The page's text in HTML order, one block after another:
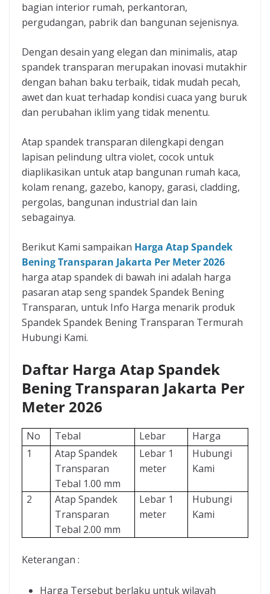
bagian interior rumah, perkantoran,
pergudangan, pabrik dan bangunan sejenisnya.
Dengan desain yang elegan dan minimalis, atap
spandek transparan merupakan inovasi mutakhir
dengan bahan baku terbaik, tidak mudah pecah,
awet dan kuat terhadap kondisi cuaca yang buruk
dan perubahan iklim yang tidak menentu.
Atap spandek transparan dilengkapi dengan
lapisan pelindung ultra violet, cocok untuk
diaplikasikan untuk atap bangunan rumah kaca,
kolam renang, gazebo, kanopy, garasi, cladding,
pergolas, bangunan industrial dan lain
sebagainya.
Berikut Kami sampaikan Harga Atap Spandek
Bening Transparan Jakarta Per Meter 2026
harga atap spandek di bawah ini adalah harga
pasaran atap seng spandek Spandek Bening
Transparan, untuk Info Harga menarik produk
Spandek Spandek Bening Transparan Termurah
Hubungi Kami.
Daftar Harga Atap Spandek
Bening Transparan Jakarta Per
Meter 2026
No Tebal Lebar
Harga
1
Atap Spandek
Transparan
Tebal 1.00 mm
Lebar 1
meter
Hubungi
Kami
2
Atap Spandek
Transparan
Tebal 2.00 mm
Lebar 1
meter
Hubungi
Kami
Keterangan :
Harga Tersebut berlaku untuk wilayah